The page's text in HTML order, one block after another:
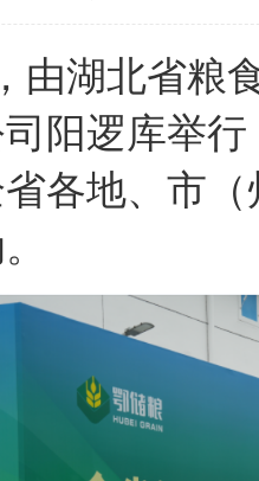
湖北省粮食
阳逻库举
各地、市